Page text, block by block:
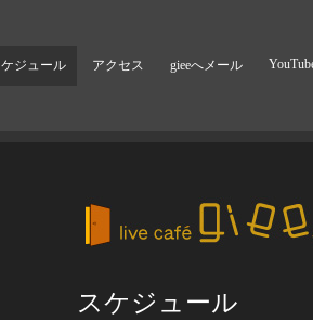
ジュール アクセス gieeへメール
スケジュール